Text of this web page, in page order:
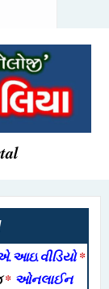
*
* ઓનલાઈન